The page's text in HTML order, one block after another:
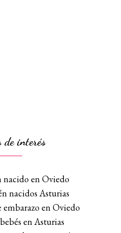
de interés
nacido en Oviedo
nacidos Asturias
embarazo en Oviedo
en Asturias